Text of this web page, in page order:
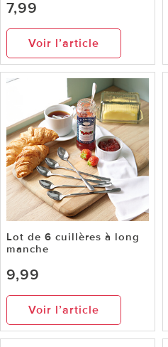
7,99
Voir l’article
Lot de 6 cuillères à long
manche
9,99
Voir l’article